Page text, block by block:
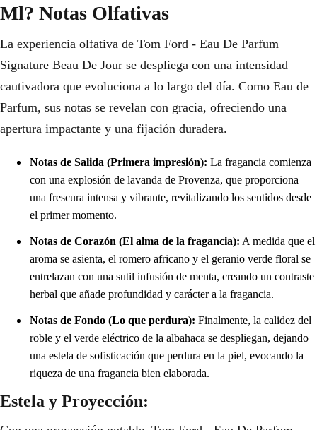
Ml? Notas Olfativas
La experiencia olfativa de Tom Ford - Eau De Parfum
Signature Beau De Jour se despliega con una intensidad
cautivadora que evoluciona a lo largo del día. Como Eau de
Parfum, sus notas se revelan con gracia, ofreciendo una
apertura impactante y una fijación duradera.
Notas de Salida (Primera impresión): La fragancia comienza
con una explosión de lavanda de Provenza, que proporciona
una frescura intensa y vibrante, revitalizando los sentidos desde
el primer momento.
Notas de Corazón (El alma de la fragancia): A medida que el
aroma se asienta, el romero africano y el geranio verde floral se
entrelazan con una sutil infusión de menta, creando un contraste
herbal que añade profundidad y carácter a la fragancia.
Notas de Fondo (Lo que perdura): Finalmente, la calidez del
roble y el verde eléctrico de la albahaca se despliegan, dejando
una estela de sofisticación que perdura en la piel, evocando la
riqueza de una fragancia bien elaborada.
Estela y Proyección: